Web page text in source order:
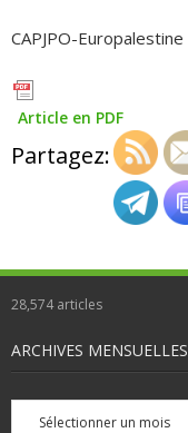
CAPJPO-Europalestine
Article en PDF
Partagez:
28,574articles
ARCHIVES MENSUELLES
Archives
mensuelles